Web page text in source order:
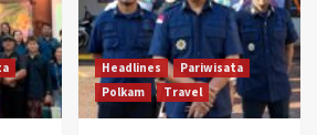
Headlines
Pariwisata
Polkam
Travel